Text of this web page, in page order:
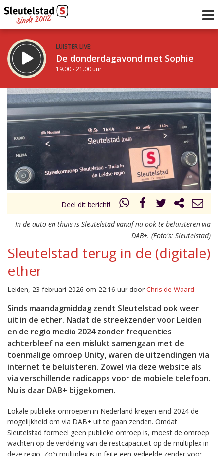
LUISTER LIVE:
De donderdagavond met Sophie
19.00 - 21.00 uur
STRAKS:
De avond van Sleutelstad
21.00 - 0.00 uur
Vorig uur
uur 1 van 0 Volgend uur
Deel dit bericht!
In de auto en thuis is Sleutelstad vanaf nu ook te beluisteren via
DAB+. (Foto's: Sleutelstad)
Sleutelstad terug in de (digitale)
ether
Leiden, 23 februari 2026 om 22:16 uur door Chris de Waard
Sinds maandagmiddag zendt Sleutelstad ook weer
uit in de ether. Nadat de streekzender voor Leiden
en de regio medio 2024 zonder frequenties
achterbleef na een mislukt samengaan met de
toenmalige omroep Unity, waren de uitzendingen via
internet te beluisteren. Zowel via deze website als
via verschillende radioapps voor de mobiele telefoon.
Nu is daar DAB+ bijgekomen.
Lokale publieke omroepen in Nederland kregen eind 2024 de
mogelijkheid om via DAB+ uit te gaan zenden. Omdat
Sleutelstad formeel geen publieke omroep is, moest de omroep
wachten op de verdeling van de restcapaciteit op de multiplex in
deze regio. Zo’n multiplex is in feite een gedeelde zender voor